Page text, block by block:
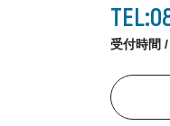
受付時間